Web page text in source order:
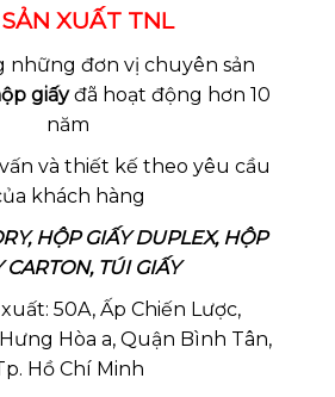
XUẤT TNL
những đơn vị chuyên sản
giấyđã hoạt động hơn 10
năm
và thiết kế theo yêu cầu
khách hàng
HỘP GIẤY DUPLEX, HỘP
CARTON, TÚI GIẤY
50A, Ấp Chiến Lược,
Hòa a, Quận Bình Tân,
Hồ Chí Minh